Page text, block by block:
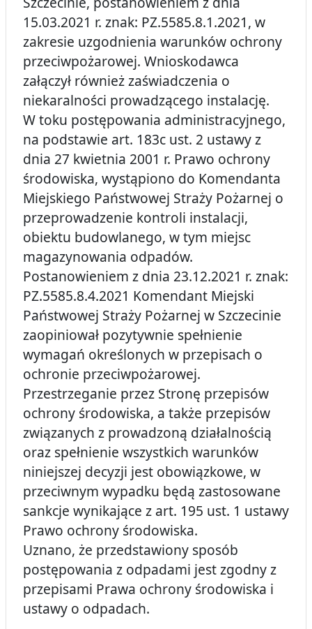
15.03.2021 r. znak: PZ.5585.8.1.2021, w
zakresie uzgodnienia warunków ochrony
przeciwpożarowej. Wnioskodawca
załączył również zaświadczenia o
niekaralności prowadzącego instalację.
W toku postępowania administracyjnego,
na podstawie art. 183c ust. 2 ustawy z
dnia 27 kwietnia 2001 r. Prawo ochrony
środowiska, wystąpiono do Komendanta
Miejskiego Państwowej Straży Pożarnej o
przeprowadzenie kontroli instalacji,
obiektu budowlanego, w tym miejsc
magazynowania odpadów.
Postanowieniem z dnia 23.12.2021 r. znak:
PZ.5585.8.4.2021 Komendant Miejski
Państwowej Straży Pożarnej w Szczecinie
zaopiniował pozytywnie spełnienie
wymagań określonych w przepisach o
ochronie przeciwpożarowej.
Przestrzeganie przez Stronę przepisów
ochrony środowiska, a także przepisów
związanych z prowadzoną działalnością
oraz spełnienie wszystkich warunków
niniejszej decyzji jest obowiązkowe, w
przeciwnym wypadku będą zastosowane
sankcje wynikające z art. 195 ust. 1 ustawy
Prawo ochrony środowiska.
Uznano, że przedstawiony sposób
postępowania z odpadami jest zgodny z
przepisami Prawa ochrony środowiska i
ustawy o odpadach.